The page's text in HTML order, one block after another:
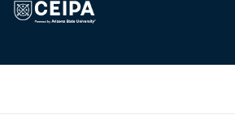
contenido